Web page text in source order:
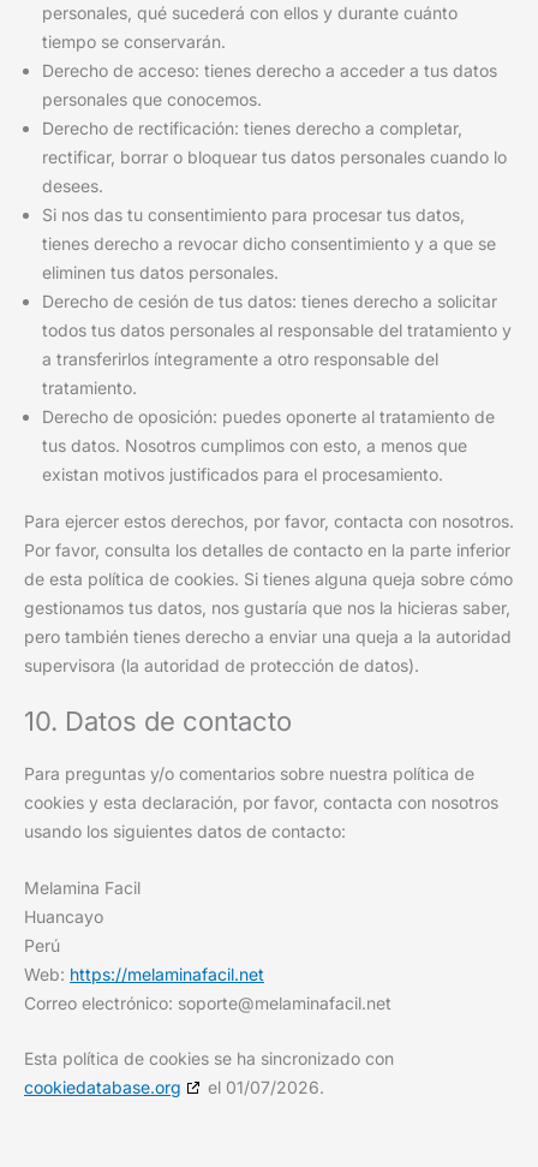
personales, qué sucederá con ellos y durante cuánto
tiempo se conservarán.
Derecho de acceso: tienes derecho a acceder a tus datos
personales que conocemos.
Derecho de rectificación: tienes derecho a completar,
rectificar, borrar o bloquear tus datos personales cuando lo
desees.
Si nos das tu consentimiento para procesar tus datos,
tienes derecho a revocar dicho consentimiento y a que se
eliminen tus datos personales.
Derecho de cesión de tus datos: tienes derecho a solicitar
todos tus datos personales al responsable del tratamiento y
a transferirlos íntegramente a otro responsable del
tratamiento.
Derecho de oposición: puedes oponerte al tratamiento de
tus datos. Nosotros cumplimos con esto, a menos que
existan motivos justificados para el procesamiento.
Para ejercer estos derechos, por favor, contacta con nosotros.
Por favor, consulta los detalles de contacto en la parte inferior
de esta política de cookies. Si tienes alguna queja sobre cómo
gestionamos tus datos, nos gustaría que nos la hicieras saber,
pero también tienes derecho a enviar una queja a la autoridad
supervisora (la autoridad de protección de datos).
10. Datos de contacto
Para preguntas y/o comentarios sobre nuestra política de
cookies y esta declaración, por favor, contacta con nosotros
usando los siguientes datos de contacto:
Melamina Facil
Huancayo
Perú
Web: https://melaminafacil.net
Correo electrónico: soporte@melaminafacil.net
Esta política de cookies se ha sincronizado con
cookiedatabase.org
el 01/07/2026.